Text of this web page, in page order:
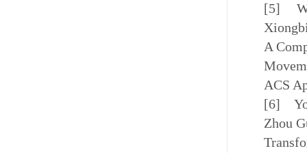
[5]
A
ACS
[6]
Zhou